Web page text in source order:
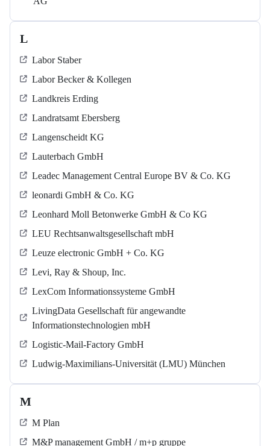
L
Labor Staber
Labor Becker & Kollegen
Landkreis Erding
Landratsamt Ebersberg
Langenscheidt KG
Lauterbach GmbH
Leadec Management Central Europe BV & Co. KG
leonardi GmbH & Co. KG
Leonhard Moll Betonwerke GmbH & Co KG
LEU Rechtsanwaltsgesellschaft mbH
Leuze electronic GmbH + Co. KG
Levi, Ray & Shoup, Inc.
LexCom Informationssysteme GmbH
LivingData Gesellschaft für angewandte
Informationstechnologien mbH
Logistic-Mail-Factory GmbH
Ludwig-Maximilians-Universität (LMU) München
M
M Plan
M&P management GmbH / m+p gruppe